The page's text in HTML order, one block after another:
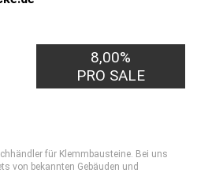
8,00%
PRO SALE
für Klemmbausteine. Bei uns
von bekannten Gebäuden und